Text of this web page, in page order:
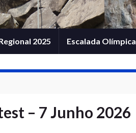
2025 Escalada Olímpica
– 7 Junho 2026